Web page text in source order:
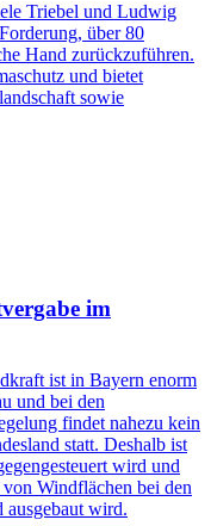
Triebel und Ludwig
über 80
Hand zurückzuführen.
und bietet
sowie
im
ist in Bayern enorm
und bei den
findet nahezu kein
statt. Deshalb ist
wird und
Windflächen bei den
ausgebaut wird.